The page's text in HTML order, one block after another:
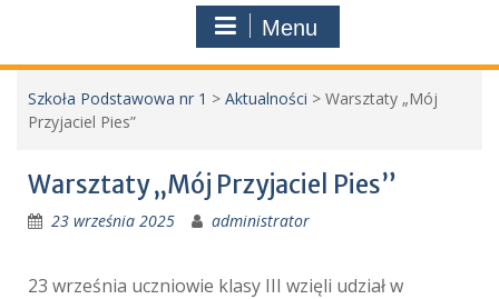
Menu
Szkoła Podstawowa nr 1 > Aktualności > Warsztaty „Mój
Przyjaciel Pies”
Warsztaty „Mój Przyjaciel Pies”
23 września 2025 administrator
23 września uczniowie klasy III wzięli udział w